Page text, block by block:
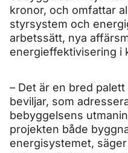
kronor, och omfattar
styrsystem och
arbetssätt, nya
energieffektivisering i
– Det är en bred
beviljar, som
bebyggelsens
projekten både
energisystemet,